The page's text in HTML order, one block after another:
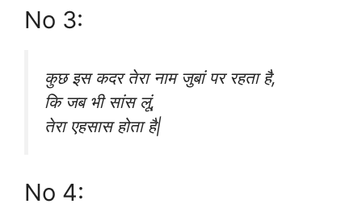
No 3:
कुछ इस कदर तेरा नाम जुबां पर रहता है,
कि जब भी सांस लूं,
तेरा एहसास होता है|
No 4: